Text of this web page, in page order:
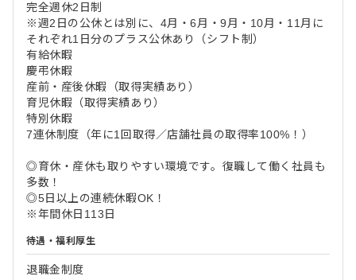
完全週休2日制
※週2日の公休とは別に、4月・6月・9月・10月・11月に
それぞれ1日分のプラス公休あり（シフト制）
有給休暇
慶弔休暇
産前・産後休暇（取得実績あり）
育児休暇（取得実績あり）
特別休暇
7連休制度（年に1回取得／店舗社員の取得率100%！）
◎育休・産休も取りやすい環境です。復職して働く社員も
多数！
◎5日以上の連続休暇OK！
※年間休日113日
待遇・福利厚生
退職金制度